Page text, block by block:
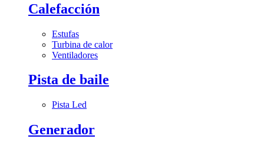
Calefacción
Estufas
Turbina de calor
Ventiladores
Pista de baile
Pista Led
Generador